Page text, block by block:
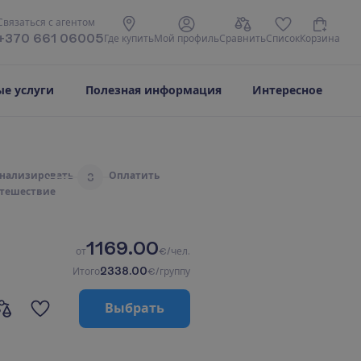
вязаться с агентом
661 06005 Где купить М ой профильСравнитьСписокКорзина
услуги Полезная информация Интересное
ализировать
ешествие
3 Оплатить
от1169.00€/чел.
Итого2338.00€/группу
Выбрать